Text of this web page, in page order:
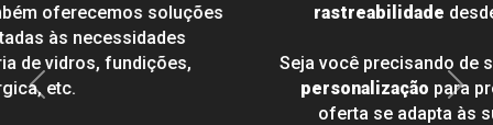
rastreabilidadedesde o designaté a entrega.
Seja você precisando de soluções térmicas padrão ou
personalização
para projetos específicos, nossa
oferta se adapta às suas necessidades,sem
Anterior